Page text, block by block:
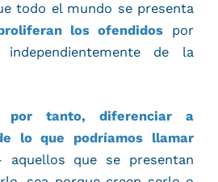
todo el mundo se presenta
los ofendidos por
de la
por tanto, diferenciar a
lo que podríamos llamar
que se presentan